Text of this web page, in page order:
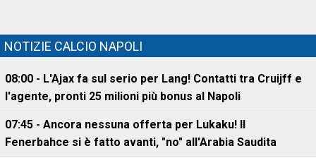
NOTIZIE CALCIO NAPOLI
08:00 - L'Ajax fa sul serio per Lang! Contatti tra Cruijff e
l'agente, pronti 25 milioni più bonus al Napoli
07:45 - Ancora nessuna offerta per Lukaku! Il
Fenerbahce si è fatto avanti, "no" all'Arabia Saudita